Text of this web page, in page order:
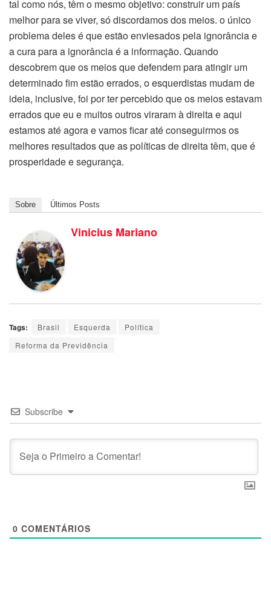
tal como nós, têm o mesmo objetivo: construir um país
melhor para se viver, só discordamos dos meios. o único
problema deles é que estão enviesados pela ignorância e
a cura para a ignorância é a informação. Quando
descobrem que os meios que defendem para atingir um
determinado fim estão errados, o esquerdistas mudam de
ideia, inclusive, foi por ter percebido que os meios estavam
errados que eu e muitos outros viraram à direita e aqui
estamos até agora e vamos ficar até conseguirmos os
melhores resultados que as políticas de direita têm, que é
prosperidade e segurança.
Sobre Últimos Posts
Vinicius Mariano
Tags: Brasil Esquerda
Política
Reforma da Previdência
Subscribe
0 COMENTÁRIOS